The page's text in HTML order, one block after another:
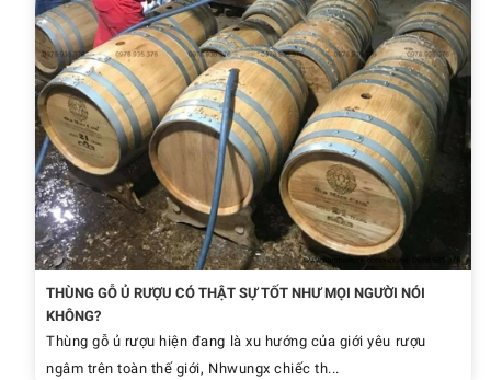
THÙNG GỖ Ủ RƯỢU CÓ THẬT SỰ TỐT NHƯ MỌI NGƯỜI NÓI
KHÔNG?
Thùng gỗ ủ rượu hiện đang là xu hướng của giới yêu rượu
ngâm trên toàn thế giới, Nhwungx chiếc th...